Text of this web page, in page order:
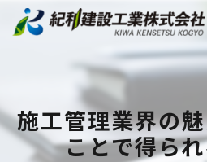
施工管理業界の
ことで得ら